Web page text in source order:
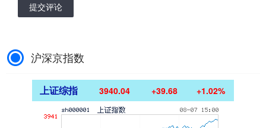
提交评论
沪深京指数
上证综指 3940.04 +39.68 +1.02%